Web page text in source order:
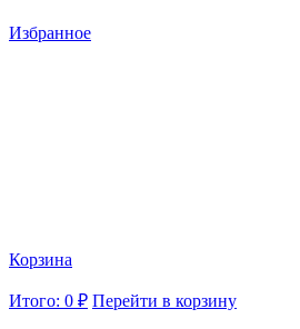
Избранное
Корзина
Итого: 0 ₽ Перейти в корзину